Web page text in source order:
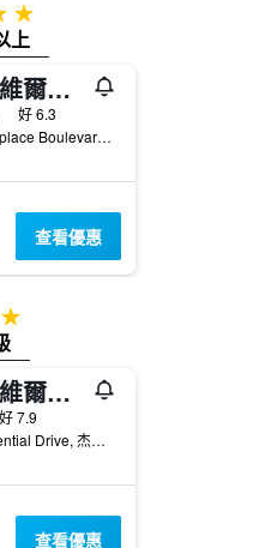
級
上
傑克遜維爾機場希爾頓逸林酒店 - 傑克遜維爾
好 6.3
1201 Riverplace Boulevard, 杰克遜維爾（佛羅里達州）, FL, 美國
查看優惠
級
傑克遜維爾漢普頓酒店- I-95中央
好 7.9
1331 Prudential Drive, 杰克遜維爾（佛羅里達州）, FL, 美國
查看優惠